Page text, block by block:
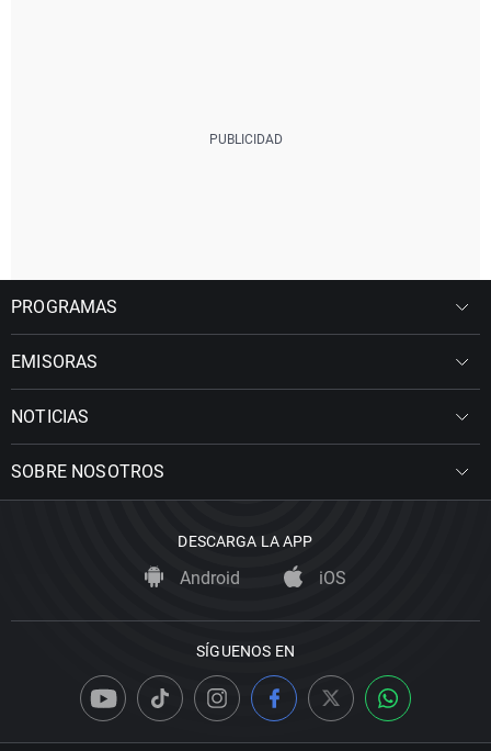
PROGRAMAS
EMISORAS
NOTICIAS
SOBRE NOSOTROS
DESCARGA LA APP
Android iOS
SÍGUENOS EN